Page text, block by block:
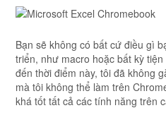
Bạn sẽ không có bất cứ điều gì
triển, như macro hoặc bất kỳ
đến thời điểm này, tôi đã không
mà tôi không thể làm trên
khá tốt tất cả các tính năng trên